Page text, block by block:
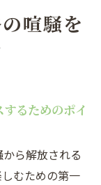
の旅を楽し
を癒す旅
の心の旅計
喧騒を
るためのポイ
ら解放される
むための第一